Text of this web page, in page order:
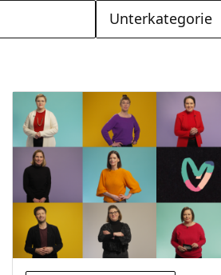
Unterkategorie